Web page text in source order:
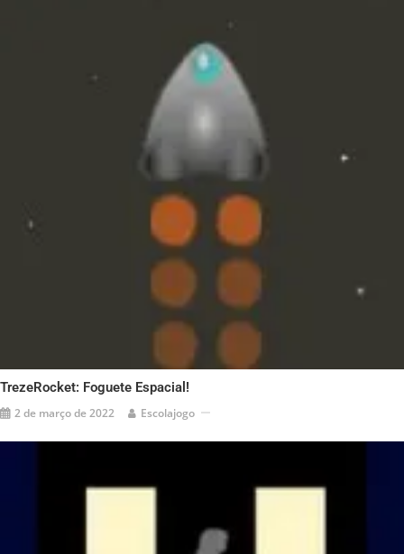
TrezeRocket: Foguete Espacial!
2 de março de 2022 Escolajogo